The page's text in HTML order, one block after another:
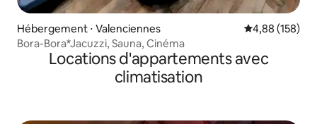
Hébergement ⋅ Valenciennes Évaluation
4,88 (158)
Bora-Bora*Jacuzzi, Sauna, Cinéma
Locations d'appartements avec
climatisation